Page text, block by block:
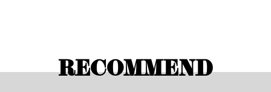
RECOMMEND